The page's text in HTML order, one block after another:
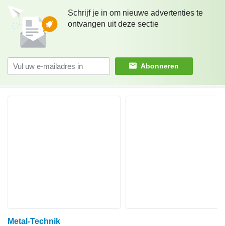
Schrijf je in om nieuwe advertenties te
ontvangen uit deze sectie
Abonneren
Metal-Technik